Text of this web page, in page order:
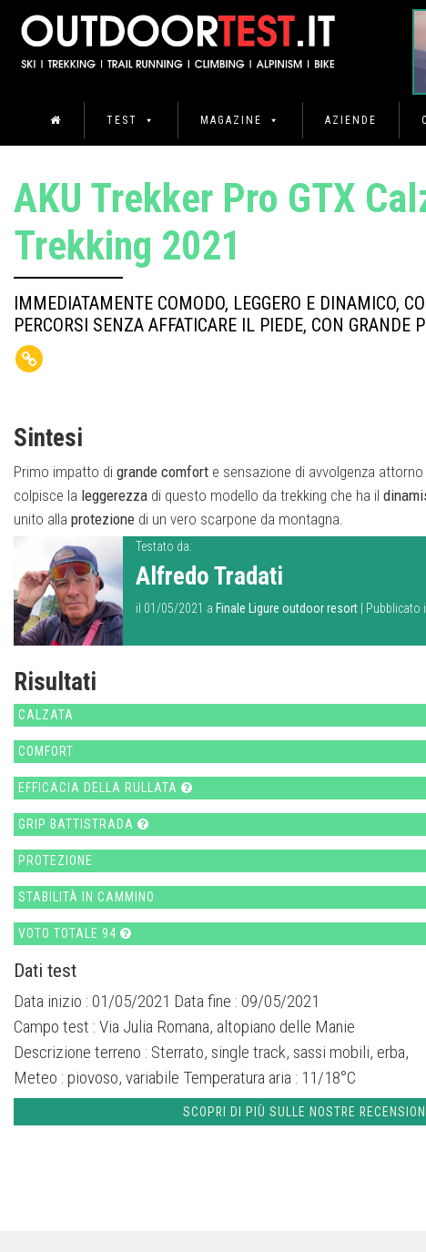
TEST MAGAZINE AZIENDE
AKU Trekker Pro GTX
Trekking 2021
IMMEDIATAMENTE COMODO, LEGGERO E DINAMICO,
PERCORSI SENZA AFFATICARE IL PIEDE, CON GRANDE
Sintesi
Primo impatto di grande comfort e sensazione di avvolgenza
colpisce la leggerezza di questo modello da trekking che ha il
unito alla protezione di un vero scarpone da montagna.
Testato da:
Alfredo Tradati
il 01/05/2021 a Finale Ligure outdoor resort |
Risultati
CALZATA
COMFORT
EFFICACIA DELLA RULLATA
GRIP BATTISTRADA
PROTEZIONE
STABILITÀ IN CAMMINO
VOTO TOTALE 94
Dati test
Data inizio : 01/05/2021 Data fine : 09/05/2021
Campo test : Via Julia Romana, altopiano delle Manie
Descrizione terreno : Sterrato, single track, sassi mobili, erba,
Meteo : piovoso, variabile Temperatura aria : 11/18°C
SCOPRI DI PIÙ SULLE NOSTRE RECENSIONI